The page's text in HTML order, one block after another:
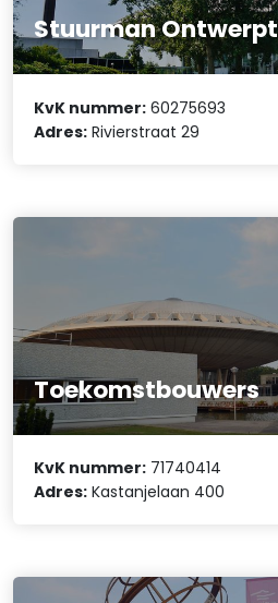
Stuurman Ontwerpt
KvK nummer: 60275693
Adres: Rivierstraat 29
Toekomstbouwers
KvK nummer: 71740414
Adres: Kastanjelaan 400